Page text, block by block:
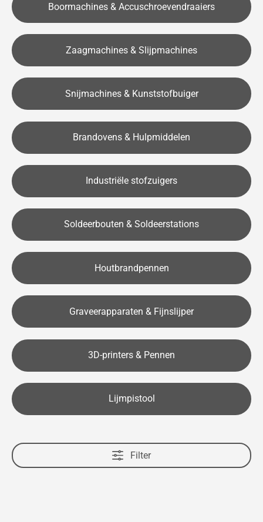
Boormachines & Accuschroevendraaiers
Zaagmachines & Slijpmachines
Snijmachines & Kunststofbuiger
Brandovens & Hulpmiddelen
Industriële stofzuigers
Soldeerbouten & Soldeerstations
Houtbrandpennen
Graveerapparaten & Fijnslijper
3D-printers & Pennen
Lijmpistool
Filter